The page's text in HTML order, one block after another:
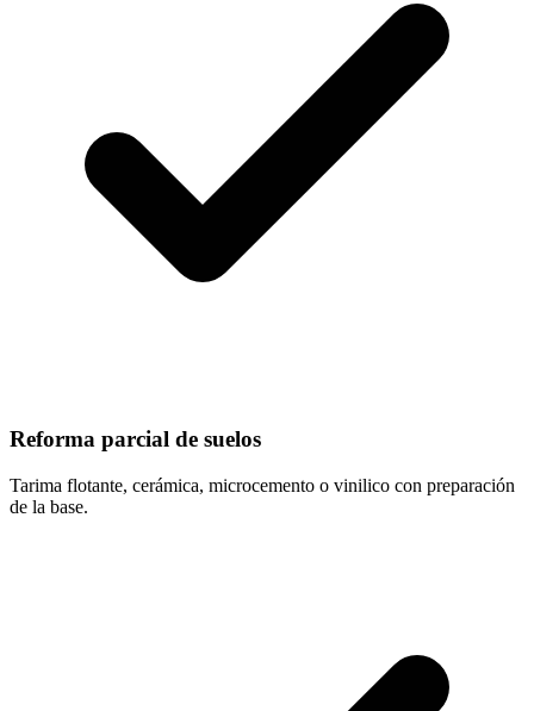
Reforma parcial de suelos
Tarima flotante, cerámica, microcemento o vinilico con preparación
de la base.